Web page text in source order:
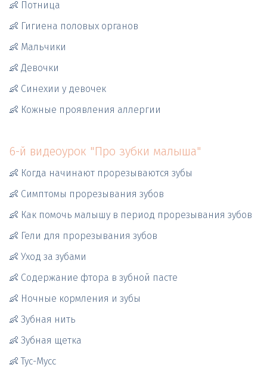
👶 Потница
👶 Гигиена половых органов
👶 Мальчики
👶 Девочки
👶 Синехии у девочек
👶 Кожные проявления аллергии
6-й видеоурок "Про зубки малыша"
👶 Когда начинают прорезываются зубы
👶 Симптомы прорезывания зубов
👶 Как помочь малышу в период прорезывания зубов
👶 Гели для прорезывания зубов
👶 Уход за зубами
👶 Содержание фтора в зубной пасте
👶 Ночные кормления и зубы
👶 Зубная нить
👶 Зубная щетка
👶 Тус-Мусс